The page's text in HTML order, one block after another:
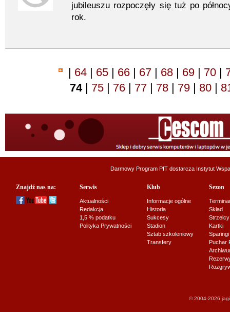
jubileuszu rozpoczęły się tuż po
rok.
| 64 | 65 | 66 | 67 | 68 | 69 | 70 |
74| 75 | 76 | 77 | 78 | 79 | 80 |
Darmowy Program PIT dostarcza Instytut
Znajdź nas na: Serwis
Aktualności
Redakcja
1,5 % podatku
Polityka Prywatności
Klub
Informacje ogólne
Historia
Sukcesy
Stadion
Sztab szkoleniowy
Transfery
Sezon
Skład
Strzelcy
Kartki
Sparingi
Puchar
© 2004-2026